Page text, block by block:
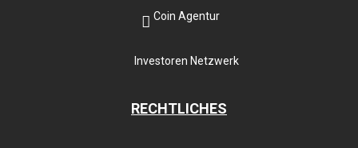
Coin Agentur
Investoren Netzwerk
RECHTLICHES